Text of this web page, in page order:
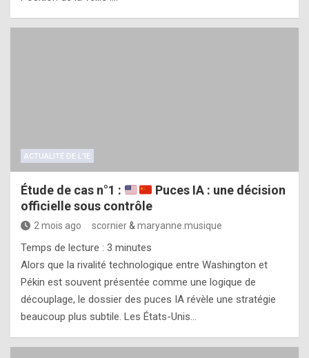
ACTUALITÉ DE L'IE
Étude de cas n°1 :
Puces IA : une décision
officielle sous contrôle
2 mois ago scornier& maryanne.musique
Temps de lecture : 3 minutes
Alors que la rivalité technologique entre Washington et
Pékin est souvent présentée comme une logique de
découplage, le dossier des puces IA révèle une stratégie
beaucoup plus subtile. Les États-Unis…